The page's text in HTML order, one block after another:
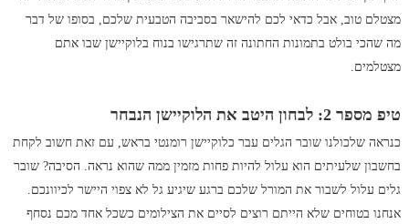
מצטלם טוב, אבל כדאי לכם להישאר בסביבה הטבעית שלכם, בסופו של דבר
מה שהכי בולט בתמונות החתונה זה שתרגישו בנוח בלוקיישן שבו אתם
מצטלמים.
טיפ מספר 2: לבחון היטב את הלוקיישן הנבחר
כנראה שלכולנו שובר הגלים עבר כלוקיישן רומנטי בראש, עם זאת חשוב לקחת
בחשבון שלעיתים הוא עלול להיות פחות מזמין ממה שהוא נראה. הסיבה? שובר
גלים עלול לשבור את המורל שלכם ברגע שיגיע גל לא צפוי היישר לכיוונכם.
אנחנו בטוחים שלא הייתם רוצים לסיים את הצילומים כשכל אחד מכם נסחף